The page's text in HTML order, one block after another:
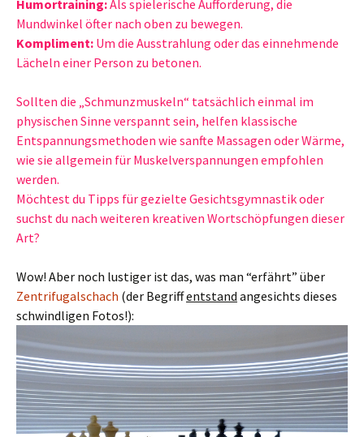
Humortraining:Als spielerische Aufforderung, die
Mundwinkel öfter nach oben zu bewegen.
Kompliment: Um die Ausstrahlung oder das einnehmende
Lächeln einer Person zu betonen.
Sollten die „Schmunzmuskeln“ tatsächlich einmal im
physischen Sinne verspannt sein, helfen klassische
Entspannungsmethoden wie sanfte Massagen oder Wärme,
wie sie allgemein für Muskelverspannungen empfohlen
werden.
Möchtest du Tipps für gezielte Gesichtsgymnastik oder
suchst du nach weiteren kreativen Wortschöpfungen dieser
Art?
Wow! Aber noch lustiger ist das, was man “erfährt” über
Zentrifugalschach (der Begriffentstand angesichts dieses
schwindligen Fotos!):